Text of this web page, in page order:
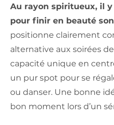
Au rayon spiritueux, il
pour finir en beauté
positionne clairement
alternative aux soirées
capacité unique en
un pur spot pour se
ou danser. Une bonne
bon moment lors d’un